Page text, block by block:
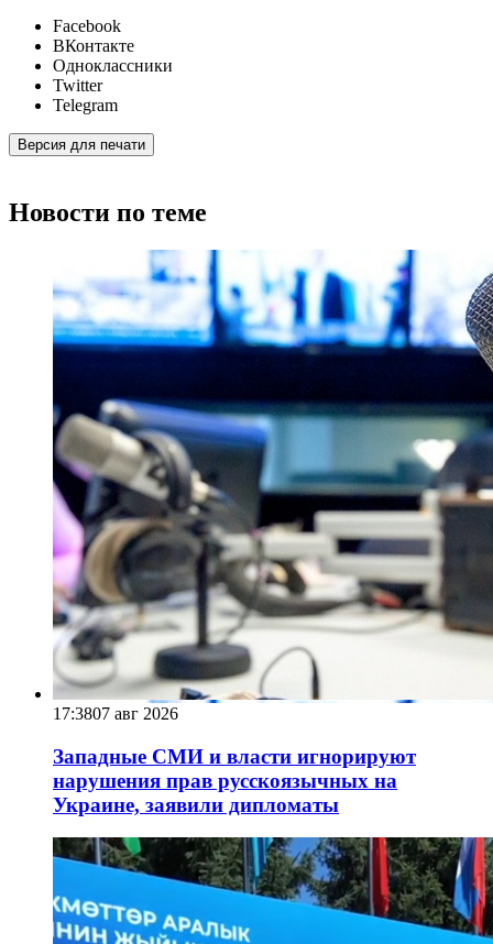
Facebook
ВКонтакте
Одноклассники
Twitter
Telegram
Версия для печати
Новости по теме
17:3807 авг 2026
Западные СМИ и власти игнорируют
нарушения прав русскоязычных на
Украине, заявили дипломаты